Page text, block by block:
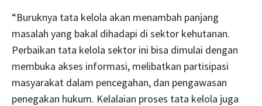
“Buruknya tata kelola akan menambah panjang
masalah yang bakal dihadapi di sektor kehutanan.
Perbaikan tata kelola sektor ini bisa dimulai dengan
membuka akses informasi, melibatkan partisipasi
masyarakat dalam pencegahan, dan pengawasan
penegakan hukum. Kelalaian proses tata kelola juga